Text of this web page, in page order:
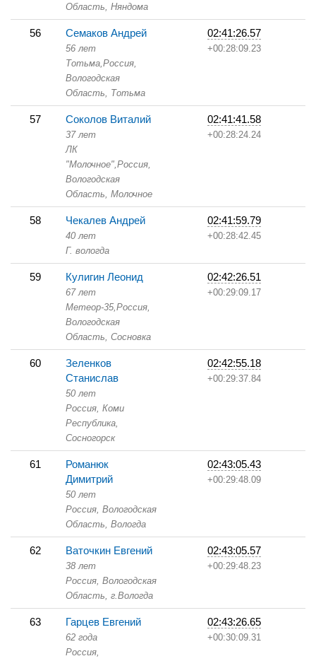
Область, Няндома
56 Семаков Андрей
56 лет
Тотьма,Россия,
Вологодская
Область, Тотьма
02:41:26.57
+00:28:09.23
57 Соколов Виталий
37 лет
ЛК
"Молочное",Россия,
Вологодская
Область, Молочное
02:41:41.58
+00:28:24.24
58 Чекалев Андрей
40 лет
Г. вологда
02:41:59.79
+00:28:42.45
59 Кулигин Леонид
67 лет
Метеор-35,Россия,
Вологодская
Область, Сосновка
02:42:26.51
+00:29:09.17
60
Зеленков
Станислав
50 лет
Россия, Коми
Республика,
Сосногорск
02:42:55.18
+00:29:37.84
61
Романюк
Димитрий
50 лет
Россия, Вологодская
Область, Вологда
02:43:05.43
+00:29:48.09
62 Ваточкин Евгений
38 лет
Россия, Вологодская
Область, г.Вологда
02:43:05.57
+00:29:48.23
63 Гарцев Евгений
62 года
Россия,
02:43:26.65
+00:30:09.31